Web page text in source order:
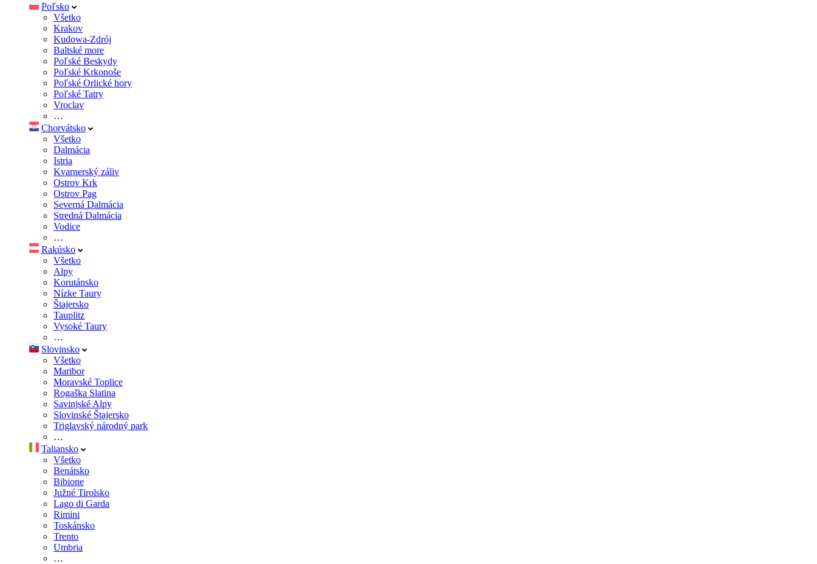
Poľsko
Všetko
Krakov
Kudowa-Zdrój
Baltské more
Poľské Beskydy
Poľské Krkonoše
Poľské Orlické hory
Poľské Tatry
Vroclav
…
Chorvátsko
Všetko
Dalmácia
Istria
Kvarnerský záliv
Ostrov Krk
Ostrov Pag
Severná Dalmácia
Stredná Dalmácia
Vodice
…
Rakúsko
Všetko
Alpy
Korutánsko
Nízke Taury
Štajersko
Tauplitz
Vysoké Taury
…
Slovinsko
Všetko
Maribor
Moravské Toplice
Rogaška Slatina
Savinjské Alpy
Slovinské Štajersko
Triglavský národný park
…
Taliansko
Všetko
Benátsko
Bibione
Južné Tirolsko
Lago di Garda
Rimini
Toskánsko
Trento
Umbria
…